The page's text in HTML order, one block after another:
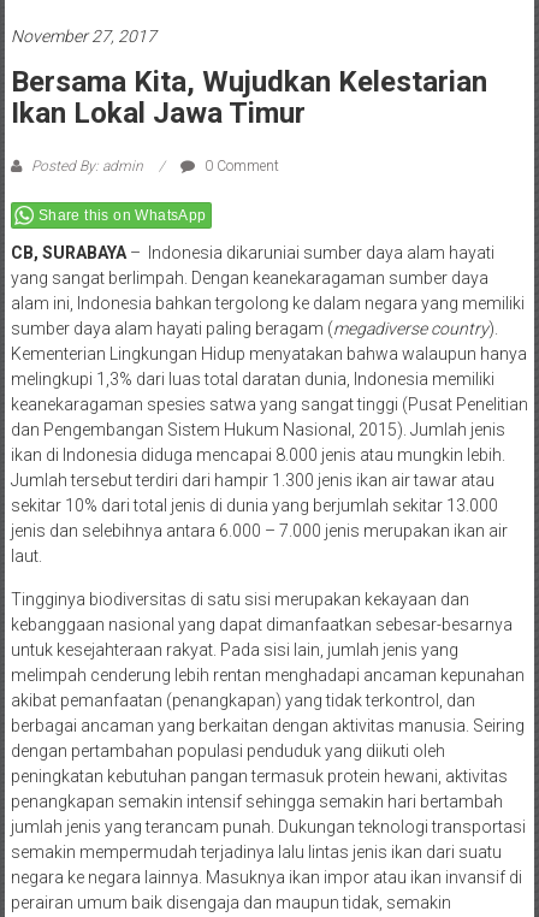
November 27, 2017
Bersama Kita, Wujudkan Kelestarian
Ikan Lokal Jawa Timur
Posted By: admin 0 Comment
Share this on WhatsApp
CB, SURABAYA– Indonesia dikaruniai sumber daya alam hayati
yang sangat berlimpah. Dengan keanekaragaman sumber daya
alam ini, Indonesia bahkan tergolong ke dalam negara yang memiliki
sumber daya alam hayati paling beragam (megadiverse country).
Kementerian Lingkungan Hidup menyatakan bahwa walaupun hanya
melingkupi 1,3% dari luas total daratan dunia, Indonesia memiliki
keanekaragaman spesies satwa yang sangat tinggi (Pusat Penelitian
dan Pengembangan Sistem Hukum Nasional, 2015). Jumlah jenis
ikan di Indonesia diduga mencapai 8.000 jenis atau mungkin lebih.
Jumlah tersebut terdiri dari hampir 1.300 jenis ikan air tawar atau
sekitar 10% dari total jenis di dunia yang berjumlah sekitar 13.000
jenis dan selebihnya antara 6.000 – 7.000 jenis merupakan ikan air
laut.
Tingginya biodiversitas di satu sisi merupakan kekayaan dan
kebanggaan nasional yang dapat dimanfaatkan sebesar-besarnya
untuk kesejahteraan rakyat. Pada sisi lain, jumlah jenis yang
melimpah cenderung lebih rentan menghadapi ancaman kepunahan
akibat pemanfaatan (penangkapan) yang tidak terkontrol, dan
berbagai ancaman yang berkaitan dengan aktivitas manusia. Seiring
dengan pertambahan populasi penduduk yang diikuti oleh
peningkatan kebutuhan pangan termasuk protein hewani, aktivitas
penangkapan semakin intensif sehingga semakin hari bertambah
jumlah jenis yang terancam punah. Dukungan teknologi transportasi
semakin mempermudah terjadinya lalu lintas jenis ikan dari suatu
negara ke negara lainnya. Masuknya ikan impor atau ikan invansif di
perairan umum baik disengaja dan maupun tidak, semakin